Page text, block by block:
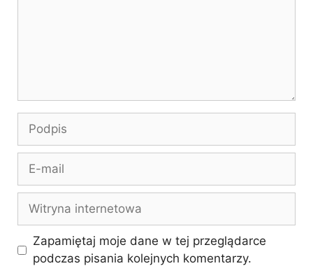
Podpis
Witryna
internetowa
Zapamiętaj moje dane w tej przeglądarce
podczas pisania kolejnych komentarzy.